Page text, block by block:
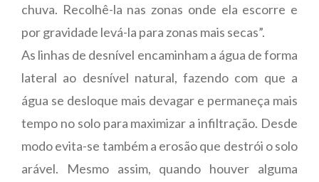
chuva. Recolhê-la nas zonas onde ela escorre e
por gravidade levá-la para zonas mais secas”.
As linhas de desnível encaminham a água de forma
lateral ao desnível natural, fazendo com que a
água se desloque mais devagar e permaneça mais
tempo no solo para maximizar a infiltração. Desde
modo evita-se também a erosão que destrói o solo
arável. Mesmo assim, quando houver alguma